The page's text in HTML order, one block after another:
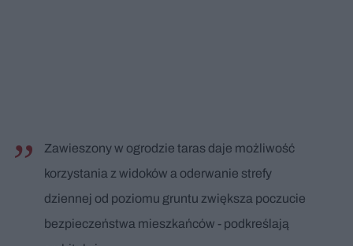
Zawieszony w ogrodzie taras daje możliwość
korzystania z widoków a oderwanie strefy
dziennej od poziomu gruntu zwiększa poczucie
bezpieczeństwa mieszkańców - podkreślają